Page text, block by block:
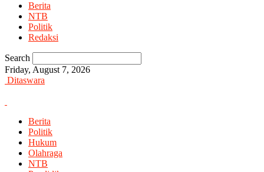
Berita
NTB
Politik
Redaksi
Search
Friday, August 7, 2026
Ditaswara
Berita
Politik
Hukum
Olahraga
NTB